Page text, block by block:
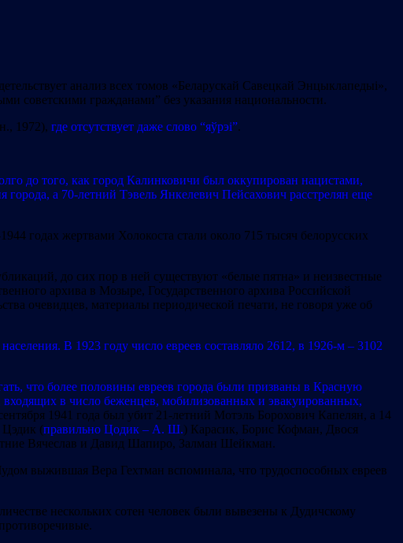
анализ всех томов «Беларускай Савецкай Энцыклапедыі»,
советскими гражданами” без указания национальности.
1972), где отсутствует даже слово “яўрэі”.
до того, как город Калинковичи был оккупирован нацистами,
города, а 70-летний Тэвель Янкелевич Пейсахович расстрелян еще
годах жертвами Холокоста стали около 715 тысяч белорусских
до сих пор в ней существуют «белые пятна» и неизвестные
архива в Мозыре, Государственного архива Российской
очевидцев, материалы периодической печати, не говоря уже об
В 1923 году число евреев составляло 2612, в 1926-м – 3102
что более половины евреев города были призваны в Красную
в число беженцев, мобилизованных и эвакуированных,
1941 года был убит 21-летний Мотэль Борохович Капелян, а 14
Цэдик (правильно Цодик – А. Ш.) Карасик, Борис Кофман, Двося
Вячеслав и Давид Шапиро, Залман Шейкман.
выжившая Вера Гехтман вспоминала, что трудоспособных евреев
нескольких сотен человек были вывезены к Дудичскому